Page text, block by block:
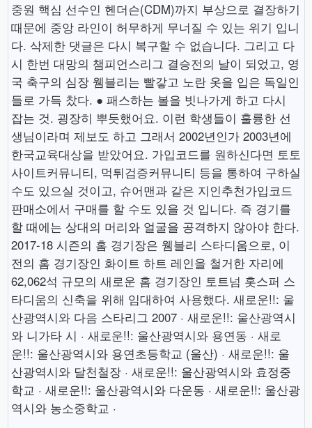
중원 핵심 선수인 헨더슨(CDM)까지 부상으로 결장하기
때문에 중앙 라인이 허무하게 무너질 수 있는 위기 입니
다. 삭제한 댓글은 다시 복구할 수 없습니다. 그리고 다
시 한번 대망의 챔피언스리그 결승전의 날이 되었고, 영
국 축구의 심장 웸블리는 빨갛고 노란 옷을 입은 독일인
들로 가득 찼다. ● 패스하는 볼을 빗나가게 하고 다시
잡는 것. 굉장히 뿌듯했어요. 이런 학생들이 훌륭한 선
생님이라며 제보도 하고 그래서 2002년인가 2003년에
한국교육대상을 받았어요. 가입코드를 원하신다면 토토
사이트커뮤니티, 먹튀검증커뮤니티 등을 통하여 구하실
수도 있으실 것이고, 슈어맨과 같은 지인추천가입코드
판매소에서 구매를 할 수도 있을 것 입니다. 즉 경기를
할 때에는 상대의 머리와 얼굴을 공격하지 않아야 한다.
2017-18 시즌의 홈 경기장은 웸블리 스타디움으로, 이
전의 홈 경기장인 화이트 하트 레인을 철거한 자리에
62,062석 규모의 새로운 홈 경기장인 토트넘 홋스퍼 스
타디움의 신축을 위해 임대하여 사용했다. 새로운!!: 울
산광역시와 다음 스타리그 2007 · 새로운!!: 울산광역시
와 니가타 시 · 새로운!!: 울산광역시와 용연동 · 새로
운!!: 울산광역시와 용연초등학교 (울산) · 새로운!!: 울
산광역시와 달천철장 · 새로운!!: 울산광역시와 효정중
학교 · 새로운!!: 울산광역시와 다운동 · 새로운!!: 울산광
역시와 농소중학교 ·